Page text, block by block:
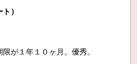
）
が１年１０ヶ月。優秀。